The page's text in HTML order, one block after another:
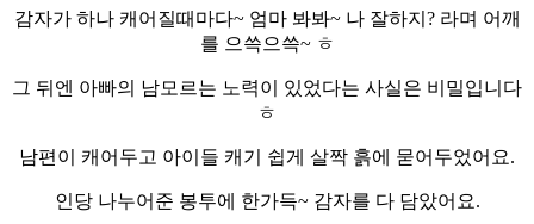
감자가 하나 캐어질때마다~ 엄마 봐봐~ 나 잘하지? 라며 어깨
를 으쓱으쓱~ ㅎ
그 뒤엔 아빠의 남모르는 노력이 있었다는 사실은 비밀입니다
ㅎ
남편이 캐어두고 아이들 캐기 쉽게 살짝 흙에 묻어두었어요.
인당 나누어준 봉투에 한가득~ 감자를 다 담았어요.